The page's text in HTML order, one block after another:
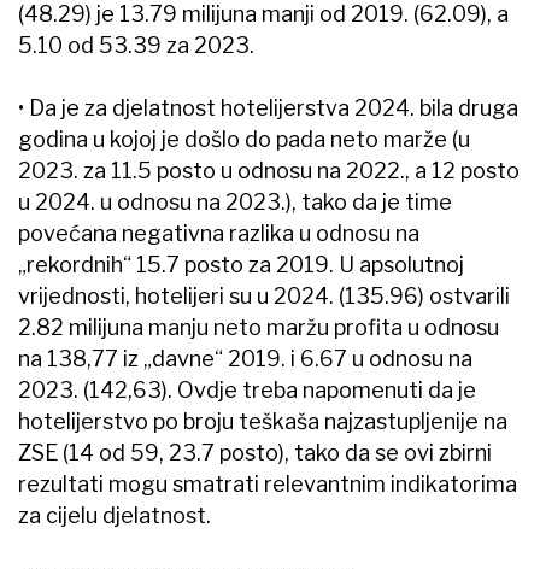
(48.29) je 13.79 milijuna manji od 2019. (62.09), a
5.10 od 53.39 za 2023.
• Da je za djelatnost hotelijerstva 2024. bila druga
godina u kojoj je došlo do pada neto marže (u
2023. za 11.5 posto u odnosu na 2022., a 12 posto
u 2024. u odnosu na 2023.), tako da je time
povećana negativna razlika u odnosu na
„rekordnih“ 15.7 posto za 2019. U apsolutnoj
vrijednosti, hotelijeri su u 2024. (135.96) ostvarili
2.82 milijuna manju neto maržu profita u odnosu
na 138,77 iz „davne“ 2019. i 6.67 u odnosu na
2023. (142,63). Ovdje treba napomenuti da je
hotelijerstvo po broju teškaša najzastupljenije na
ZSE (14 od 59, 23.7 posto), tako da se ovi zbirni
rezultati mogu smatrati relevantnim indikatorima
za cijelu djelatnost.